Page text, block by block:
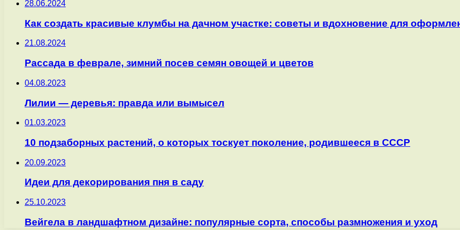
28.06.2024
Как создать красивые клумбы на дачном участке: советы и вдохновение для
21.08.2024
Рассада в феврале, зимний посев семян овощей и цветов
04.08.2023
Лилии — деревья: правда или вымысел
01.03.2023
10 подзаборных растений, о которых тоскует поколение, родившееся в СССР
20.09.2023
Идеи для декорирования пня в саду
25.10.2023
Вейгела в ландшафтном дизайне: популярные сорта, способы размножения и уход